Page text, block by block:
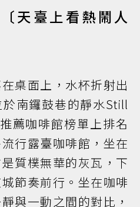
天臺上看熱鬧人
桌面上，水杯折射出
南鑼鼓巷的靜水Still
薦咖啡館榜單上排名
行露臺咖啡館，坐在
質樸無華的灰瓦，下
節奏前行。坐在咖啡
與一動之間的對比，